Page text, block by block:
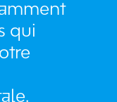
qui